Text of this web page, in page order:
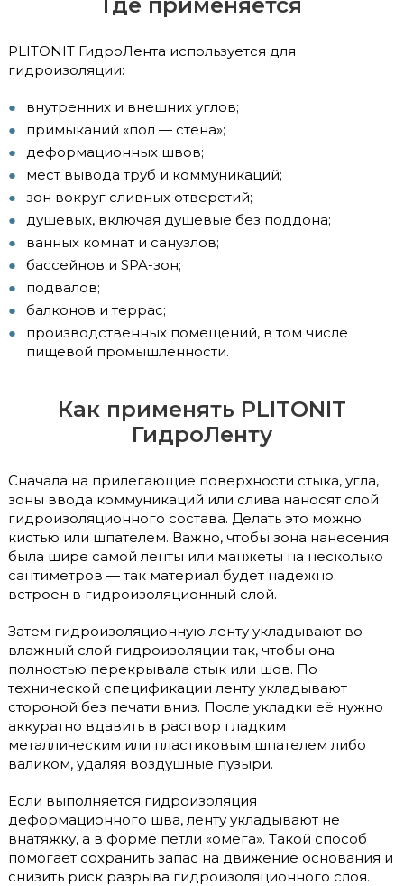
PLITONIT ГидроЛента используется для
гидроизоляции:
внутренних и внешних углов;
примыканий «пол — стена»;
деформационных швов;
мест вывода труб и коммуникаций;
зон вокруг сливных отверстий;
душевых, включая душевые без поддона;
ванных комнат и санузлов;
бассейнов и SPA-зон;
подвалов;
балконов и террас;
производственных помещений, в том числе
пищевой промышленности.
Как применять PLITONIT
ГидроЛенту
Сначала на прилегающие поверхности стыка, угла,
зоны ввода коммуникаций или слива наносят слой
гидроизоляционного состава. Делать это можно
кистью или шпателем. Важно, чтобы зона нанесения
была шире самой ленты или манжеты на несколько
сантиметров — так материал будет надежно
встроен в гидроизоляционный слой.
Затем гидроизоляционную ленту укладывают во
влажный слой гидроизоляции так, чтобы она
полностью перекрывала стык или шов. По
технической спецификации ленту укладывают
стороной без печати вниз. После укладки её нужно
аккуратно вдавить в раствор гладким
металлическим или пластиковым шпателем либо
валиком, удаляя воздушные пузыри.
Если выполняется гидроизоляция
деформационного шва, ленту укладывают не
внатяжку, а в форме петли «омега». Такой способ
помогает сохранить запас на движение основания и
снизить риск разрыва гидроизоляционного слоя.